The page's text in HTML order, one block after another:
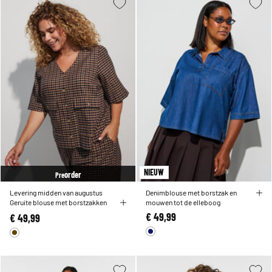
Preorder
Levering midden van augustus
Geruite blouse met borstzakken
€ 49,99
NIEUW
Denimblouse met borstzak en
mouwen tot de elleboog
€ 49,99